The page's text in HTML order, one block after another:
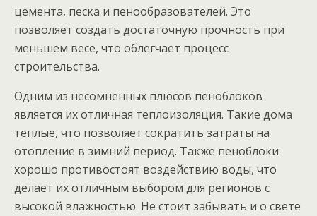
цемента, песка и пенообразователей. Это
позволяет создать достаточную прочность при
меньшем весе, что облегчает процесс
строительства.
Одним из несомненных плюсов пеноблоков
является их отличная теплоизоляция. Такие дома
теплые, что позволяет сократить затраты на
отопление в зимний период. Также пеноблоки
хорошо противостоят воздействию воды, что
делает их отличным выбором для регионов с
высокой влажностью. Не стоит забывать и о свете